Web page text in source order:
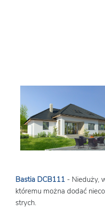
Bastia DCB111 - Nieduży,
któremu można dodać
strych.